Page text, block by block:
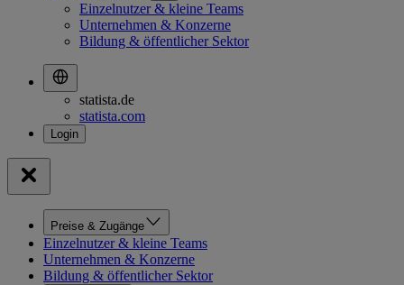
Einzelnutzer & kleine Teams
Unternehmen & Konzerne
Bildung & öffentlicher Sektor
statista.de
statista.com
Preise & Zugänge
Einzelnutzer & kleine Teams
Unternehmen & Konzerne
Bildung & öffentlicher Sektor